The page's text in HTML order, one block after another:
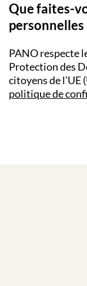
Que faites-
personnelles
PANO respecte
Protection des
citoyens de
politique de